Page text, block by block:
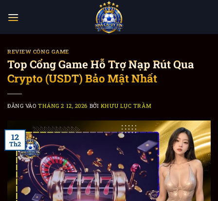
qua
REVIEW CỔNG GAME
Top Cổng Game Hỗ Trợ Nạp Rút Qua
Crypto (USDT) Bảo Mật Nhất
ĐĂNG VÀOTHÁNG 2 12, 2026 BỞI KHƯU LỤC TRẦM
12
Th2